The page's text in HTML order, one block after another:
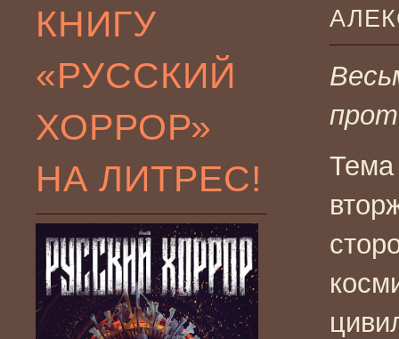
КНИГУ
«РУССКИЙ
ХОРРОР»
НА ЛИТРЕС!
Тема